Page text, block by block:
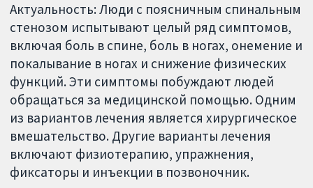
Актуальность: Люди с поясничным спинальным
стенозом испытывают целый ряд симптомов,
включая боль в спине, боль в ногах, онемение и
покалывание в ногах и снижение физических
функций. Эти симптомы побуждают людей
обращаться за медицинской помощью. Одним
из вариантов лечения является хирургическое
вмешательство. Другие варианты лечения
включают физиотерапию, упражнения,
фиксаторы и инъекции в позвоночник.